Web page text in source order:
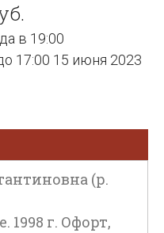
в 19:00
17:00 15 июня 2023
(р.
г. Офорт,